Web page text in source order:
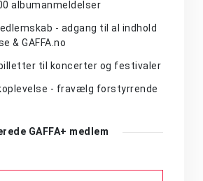
albumanmeldelser
- adgang til al indhold
& GAFFA.no
til koncerter og festivaler
- fravælg forstyrrende
GAFFA+ medlem